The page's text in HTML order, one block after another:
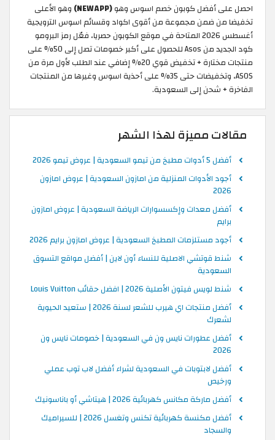
احصل على أفضل كوبون خصم اسوس وهو(NEWAPP)
وهو الأعلى
تخفيضا من ضمن مجموعة من أقوى اكواد وقسائم اسوس الترويجية
أغسطس 2026 المتاحة في موقع الكوبون حصريا، فعّل رمز البرومو
كود الجديد من Asos للحصول على أكبر خصومات تصل إلى 50% على
منتجات مختارة + تخفيض قوي 20% إضافي عند الطلب لأول مرة من
ASOS، وتخفيضات حتى 35% على أحذية اسوس وغيرها من المنتجات
الفاخرة + شحن إلى السعودية.
مقالات مميزة لهذا الشهر
أفضل 5 أدوات مطبخ من تيمو السعودية | عروض تيمو 2026
أجود الأدوات المنزلية من امازون السعودية | عروض امازون
2026
أفضل معدات وإكسسوارات الرياضة السعودية | عروض امازون
برايم
أجود مستلزمات المطبخ السعودية | عروض امازون برايم 2026
شنط قوتشي الاصلية للنساء أون لاين | أفضل مواقع التسوق
السعودية
شنط لويس فيتون الأصلية 2026 | افضل حقائب Louis Vuitton
أفضل منتجات اي هيرب للشعر لسنة 2026 | ستعيد الحيوية
لشعرك
أفضل عطورات نايس ون في السعودية | خصومات نايس ون
2026
أفضل لابتوبات في السعودية لشراء أفضل لاب توب عملي
ورخيص
أفضل ماركة مكانس كهربائية 2026 | هيتاشي أو باناسونيك
أفضل مكنسة كهربائية تكنس وتغسل 2026 | للسيراميك
والسجاد